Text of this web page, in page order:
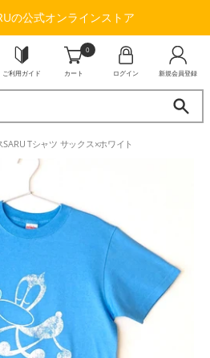
の公式オンラインストア
ご利用ガイド
0
カート ログイン 新規会員登録
Tシャツ サックス×ホワイト